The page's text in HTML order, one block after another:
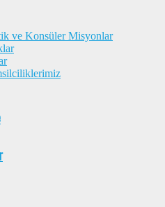
ve Konsüler Misyonlar